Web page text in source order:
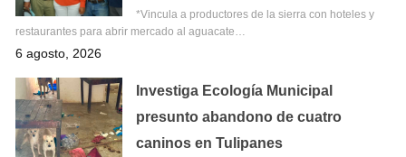
*Vincula a productores de la sierra con hoteles y
restaurantes para abrir mercado al aguacate…
6 agosto, 2026
Investiga Ecología Municipal
presunto abandono de cuatro
caninos en Tulipanes